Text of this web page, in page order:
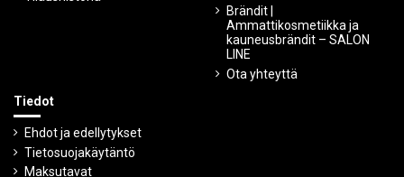
Brändit |
Ammattikosmetiikka ja
kauneusbrändit – SALON
LINE
Ota yhteyttä
Tiedot
Ehdot ja edellytykset
Tietosuojakäytäntö
Maksutavat